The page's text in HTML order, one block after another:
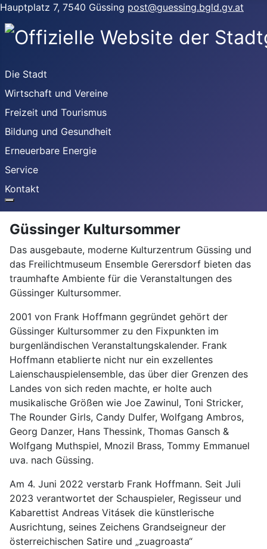
Hauptplatz 7, 7540 Güssing post@guessing.bgld.gv.at
Die Stadt
Wirtschaft und Vereine
Freizeit und Tourismus
Bildung und Gesundheit
Erneuerbare Energie
Service
Kontakt
Güssinger Kultursommer
Das ausgebaute, moderne Kulturzentrum Güssing und
das Freilichtmuseum Ensemble Gerersdorf bieten das
traumhafte Ambiente für die Veranstaltungen des
Güssinger Kultursommer.
2001 von Frank Hoffmann gegründet gehört der
Güssinger Kultursommer zu den Fixpunkten im
burgenländischen Veranstaltungskalender. Frank
Hoffmann etablierte nicht nur ein exzellentes
Laienschauspielensemble, das über dier Grenzen des
Landes von sich reden machte, er holte auch
musikalische Größen wie Joe Zawinul, Toni Stricker,
The Rounder Girls, Candy Dulfer, Wolfgang Ambros,
Georg Danzer, Hans Thessink, Thomas Gansch &
Wolfgang Muthspiel, Mnozil Brass, Tommy Emmanuel
uva. nach Güssing.
Am 4. Juni 2022 verstarb Frank Hoffmann. Seit Juli
2023 verantwortet der Schauspieler, Regisseur und
Kabarettist Andreas Vitásek die künstlerische
Ausrichtung, seines Zeichens Grandseigneur der
österreichischen Satire und „zuagroasta“